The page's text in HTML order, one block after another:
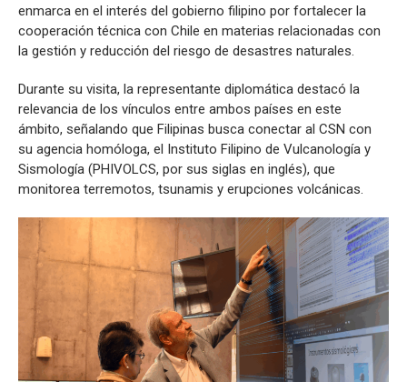
enmarca en el interés del gobierno filipino por fortalecer la
cooperación técnica con Chile en materias relacionadas con
la gestión y reducción del riesgo de desastres naturales.
Durante su visita, la representante diplomática destacó la
relevancia de los vínculos entre ambos países en este
ámbito, señalando que Filipinas busca conectar al CSN con
su agencia homóloga, el Instituto Filipino de Vulcanología y
Sismología (PHIVOLCS, por sus siglas en inglés), que
monitorea terremotos, tsunamis y erupciones volcánicas.